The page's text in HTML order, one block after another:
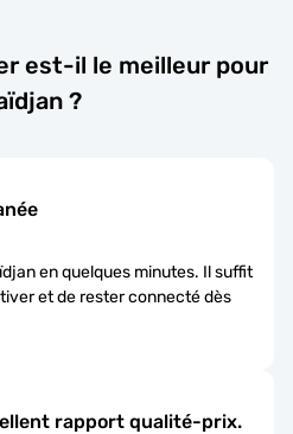
est-il le meilleur pour
?
en quelques minutes. Il suffit
et de rester connecté dès
rapport qualité-prix.